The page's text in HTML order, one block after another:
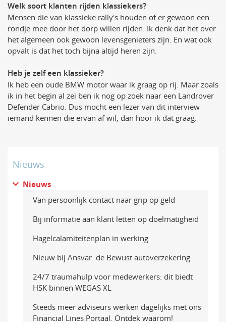
Welk soort klanten rijden klassiekers?
Mensen die van klassieke rally's houden of er gewoon een
rondje mee door het dorp willen rijden. Ik denk dat het over
het algemeen ook gewoon levensgenieters zijn. En wat ook
opvalt is dat het toch bijna altijd heren zijn.
Heb je zelf een klassieker?
Ik heb een oude BMW motor waar ik graag op rij. Maar zoals
ik in het begin al zei ben ik nog op zoek naar een Landrover
Defender Cabrio. Dus mocht een lezer van dit interview
iemand kennen die ervan af wil, dan hoor ik dat graag.
Nieuws
Nieuws
Van persoonlijk contact naar grip op geld
Bij informatie aan klant letten op doelmatigheid
Hagelcalamiteitenplan in werking
Nieuw bij Ansvar: de Bewust autoverzekering
24/7 traumahulp voor medewerkers: dit biedt
HSK binnen WEGAS XL
Steeds meer adviseurs werken dagelijks met ons
Financial Lines Portaal. Ontdek waarom!